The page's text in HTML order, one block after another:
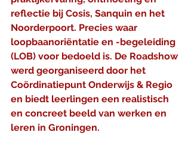
reflectie bij Cosis, Sanquin en het
Noorderpoort. Precies waar
loopbaanoriëntatie en -begeleiding
(LOB) voor bedoeld is. De Roadshow
werd georganiseerd door het
Coördinatiepunt Onderwijs & Regio
en biedt leerlingen een realistisch
en concreet beeld van werken en
leren in Groningen.